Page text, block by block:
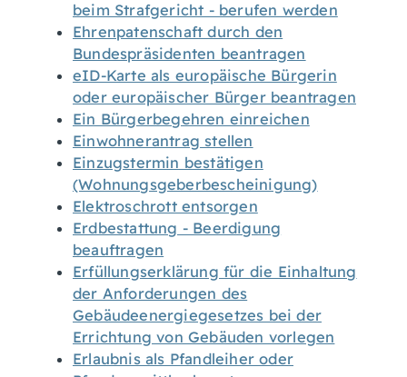
beim Strafgericht - berufen werden
Ehrenpatenschaft durch den
Bundespräsidenten beantragen
eID-Karte als europäische Bürgerin
oder europäischer Bürger beantragen
Ein Bürgerbegehren einreichen
Einwohnerantrag stellen
Einzugstermin bestätigen
(Wohnungsgeberbescheinigung)
Elektroschrott entsorgen
Erdbestattung - Beerdigung
beauftragen
Erfüllungserklärung für die Einhaltung
der Anforderungen des
Gebäudeenergiegesetzes bei der
Errichtung von Gebäuden vorlegen
Erlaubnis als Pfandleiher oder